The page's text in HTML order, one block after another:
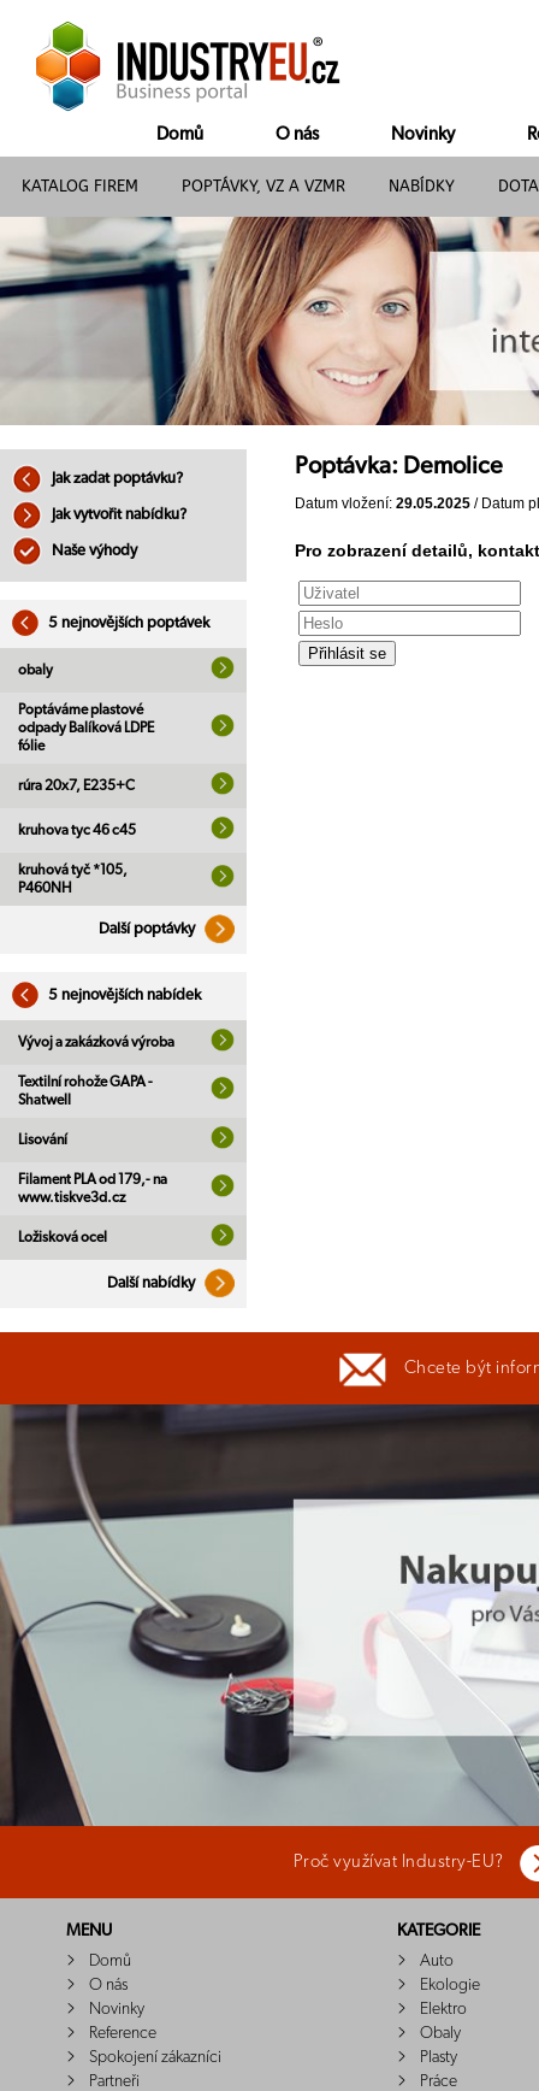
Domů O nás Novinky
KATALOG FIREM POPTÁVKY, VZ A VZMR NABÍDKY
Jak zadat poptávku?
Jak vytvořit nabídku?
Naše výhody
5 nejnovějších poptávek
obaly
Poptáváme plastové
odpady Balíková LDPE
fólie
rúra 20x7, E235+C
kruhova tyc 46 c45
kruhová tyč *105,
P460NH
Další poptávky
5 nejnovějších nabídek
Vývoj a zakázková výroba
Textilní rohože GAPA -
Shatwell
Lisování
Filament PLA od 179,- na
www.tiskve3d.cz
Ložisková ocel
Další nabídky
Poptávka: Demolice
Datum vložení: 29.05.2025 / Datum
Pro zobrazení detailů,
Chcete být
Proč využívat Industry-EU?
MENU
Domů
O nás
Novinky
Reference
Spokojení zákazníci
Partneři
KATEGORIE
Auto
Ekologie
Elektro
Obaly
Plasty
Práce